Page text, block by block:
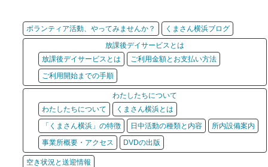
ボランティア活動、やってみませんか？
くまさん横浜ブログ
放課後デイサービスとは
放課後デイサービスとは
ご利用金額とお支払い方法
ご利用開始までの手順
わたしたちについて
わたしたちについて
くまさん横浜とは
「くまさん横浜」の特徴
日中活動の種類と内容
所内設備案内
事業所概要・アクセス
DVDの出版
空き状況と送迎情報